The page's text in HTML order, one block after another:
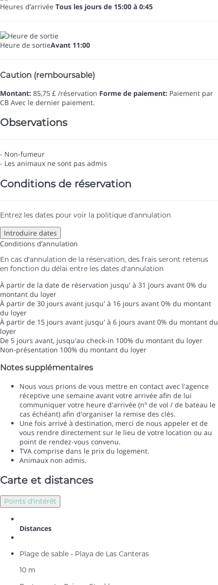
Heures d’arrivée Tous les jours de 15:00 à 0:45
Heure de sortieAvant 11:00
Caution (remboursable)
Montant: 85,75 £ /réservation Forme de paiement: Paiement par
CB Avec le dernier paiement.
Observations
- Non-fumeur
- Les animaux ne sont pas admis
Conditions de réservation
Entrez les dates pour voir la politique d'annulation
Introduire dates
Conditions d’annulation
En cas d'annulation de la réservation, des frais seront retenus
en fonction du délai entre les dates d'annulation
À partir de la date de réservation jusqu' à 31 jours avant 0% du
montant du loyer
À partir de 30 jours avant jusqu' à 16 jours avant 0% du montant
du loyer
À partir de 15 jours avant jusqu' à 6 jours avant 0% du montant du
loyer
De 5 jours avant, jusqu'au check-in 100% du montant du loyer
Non-présentation 100% du montant du loyer
Notes supplémentaires
Nous vous prions de vous mettre en contact avec l'agence
réceptive une semaine avant votre arrivée afin de lui
communiquer votre heure d'arrivée (nº de vol / de bateau le
cas échéant) afin d'organiser la remise des clés.
Une fois arrivé à destination, merci de nous appeler et de
vous rendre directement sur le lieu de votre location ou au
point de rendez-vous convenu.
TVA comprise dans le prix du logement.
Animaux non admis.
Carte et distances
Points d'intérêt
Distances
Plage de sable - Playa de Las Canteras
10 m